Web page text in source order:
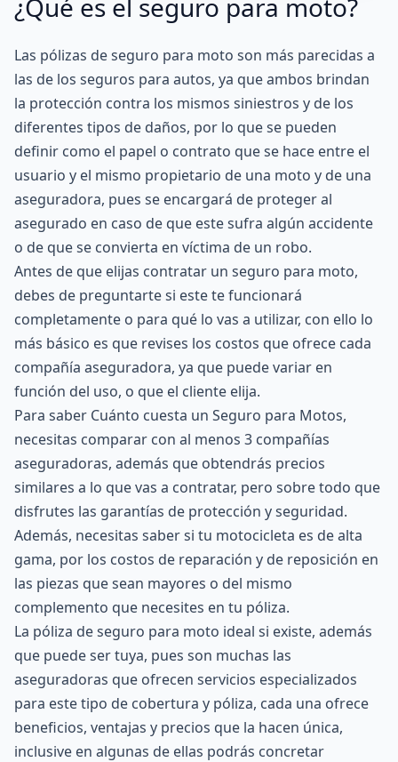
¿Qué es el seguro para moto?
Las pólizas de seguro para moto son más parecidas a
las de los seguros para autos, ya que ambos brindan
la protección contra los mismos siniestros y de los
diferentes tipos de daños, por lo que se pueden
definir como el papel o contrato que se hace entre el
usuario y el mismo propietario de una moto y de una
aseguradora, pues se encargará de proteger al
asegurado en caso de que este sufra algún accidente
o de que se convierta en víctima de un robo.
Antes de que elijas contratar un seguro para moto,
debes de preguntarte si este te funcionará
completamente o para qué lo vas a utilizar, con ello lo
más básico es que revises los costos que ofrece cada
compañía aseguradora, ya que puede variar en
función del uso, o que el cliente elija.
Para saber Cuánto cuesta un Seguro para Motos,
necesitas comparar con al menos 3 compañías
aseguradoras, además que obtendrás precios
similares a lo que vas a contratar, pero sobre todo que
disfrutes las garantías de protección y seguridad.
Además, necesitas saber si tu motocicleta es de alta
gama, por los costos de reparación y de reposición en
las piezas que sean mayores o del mismo
complemento que necesites en tu póliza.
La póliza de seguro para moto ideal si existe, además
que puede ser tuya, pues son muchas las
aseguradoras que ofrecen servicios especializados
para este tipo de cobertura y póliza, cada una ofrece
beneficios, ventajas y precios que la hacen única,
inclusive en algunas de ellas podrás concretar